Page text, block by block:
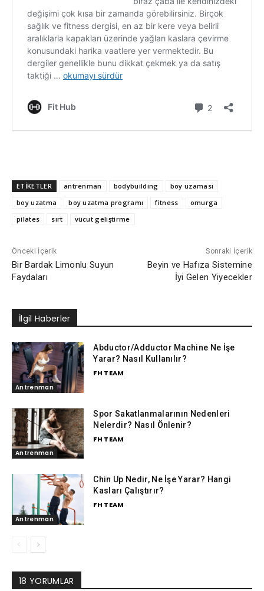
ETİKETLER antrenman bodybuilding
boy uzaması
boy uzatma
boy uzatma programı fitness
omurga
pilates
sırt vücut geliştirme
Önceki İçerik
Bir Bardak Limonlu Suyun
Faydaları
Sonraki İçerik
Beyin ve Hafıza Sistemine
İyi Gelen Yiyecekler
İlgil Haberler
Antrenman
Abductor/Adductor Machine Ne İşe
Yarar? Nasıl Kullanılır?
FH TEAM
Antrenman
Spor Sakatlanmalarının Nedenleri
Nelerdir? Nasıl Önlenir?
FH TEAM
Antrenman
Chin Up Nedir, Ne İşe Yarar? Hangi
Kasları Çalıştırır?
FH TEAM
18 YORUMLAR